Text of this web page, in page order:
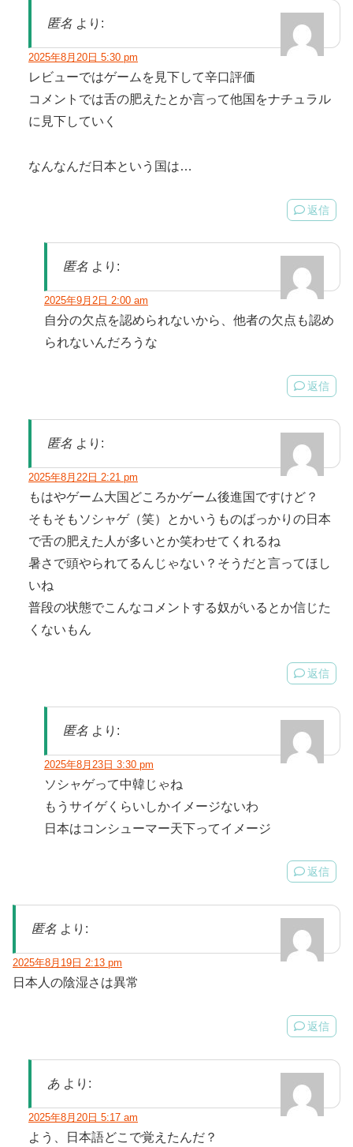
匿名 より:
2025年8月20日 5:30 pm
レビューではゲームを見下して辛口評価
コメントでは舌の肥えたとか言って他国をナチュラル
に見下していく
なんなんだ日本という国は…
返信
匿名 より:
2025年9月2日 2:00 am
自分の欠点を認められないから、他者の欠点も認め
られないんだろうな
返信
匿名 より:
2025年8月22日 2:21 pm
もはやゲーム大国どころかゲーム後進国ですけど？
そもそもソシャゲ（笑）とかいうものばっかりの日本
で舌の肥えた人が多いとか笑わせてくれるね
暑さで頭やられてるんじゃない？そうだと言ってほし
いね
普段の状態でこんなコメントする奴がいるとか信じた
くないもん
返信
匿名 より:
2025年8月23日 3:30 pm
ソシャゲって中韓じゃね
もうサイゲくらいしかイメージないわ
日本はコンシューマー天下ってイメージ
返信
匿名 より:
2025年8月19日 2:13 pm
日本人の陰湿さは異常
返信
あ より:
2025年8月20日 5:17 am
よう、日本語どこで覚えたんだ？